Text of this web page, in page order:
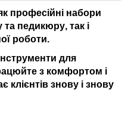
професійні набори
та педикюру, так і
роботи.
для
з комфортом і
клієнтів знову і знову